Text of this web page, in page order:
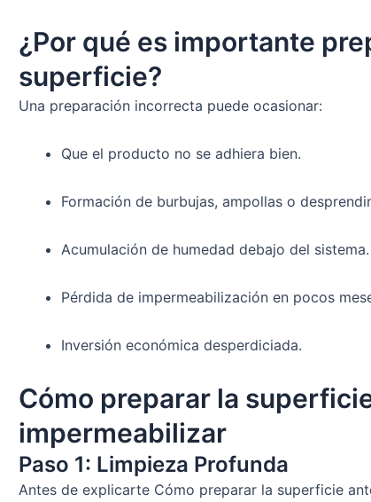
¿Por qué es importante
superficie?
Una preparación incorrecta puede ocasionar:
Que el producto no se adhiera bien.
Formación de burbujas, ampollas o
Acumulación de humedad debajo del sistema.
Pérdida de impermeabilización en pocos
Inversión económica desperdiciada.
Cómo preparar la
impermeabilizar
Paso 1: Limpieza Profunda
Antes de explicarte Cómo preparar la superficie